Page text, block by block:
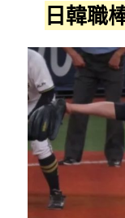
日韓職